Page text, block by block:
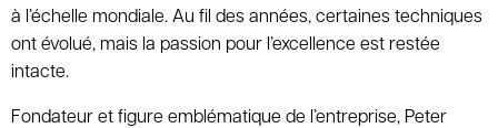
à l’échelle mondiale. Au fil des années, certaines techniques
ont évolué, mais la passion pour l’excellence est restée
intacte.
Fondateur et figure emblématique de l’entreprise, Peter